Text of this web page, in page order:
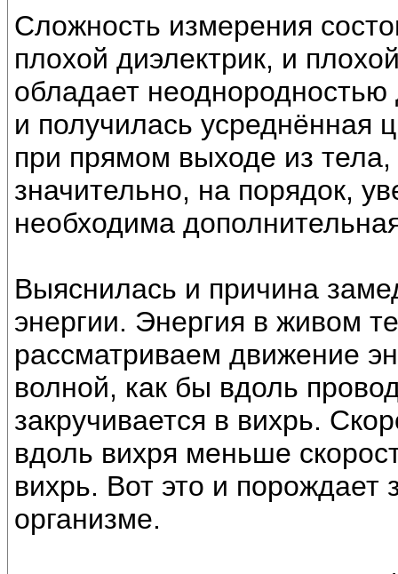
Сложность измерения
плохой диэлектрик, и
обладает неоднородностью
и получилась усреднённая
при прямом выходе из
значительно, на порядок,
необходима
Выяснилась и причина
энергии. Энергия в живом
рассматриваем движение
волной, как бы вдоль
закручивается в вихрь.
вдоль вихря меньше
вихрь. Вот это и
организме.